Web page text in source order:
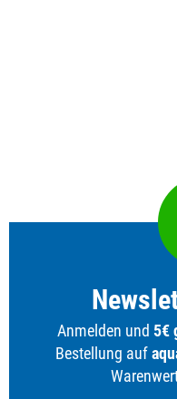
Anmelden und 5€
Bestellung auf